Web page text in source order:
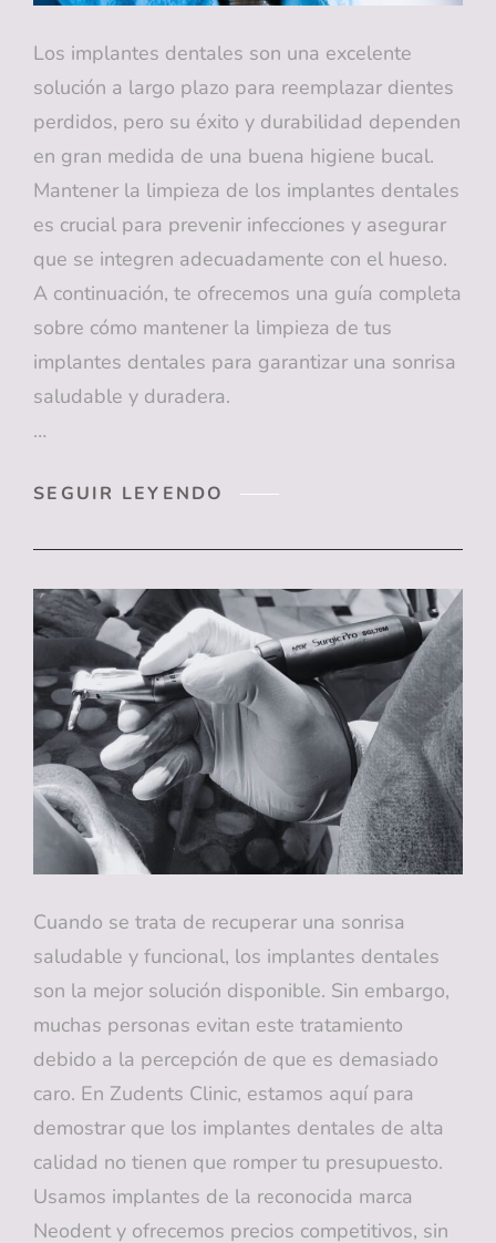
Los implantes dentales son una excelente
solución a largo plazo para reemplazar dientes
perdidos, pero su éxito y durabilidad dependen
en gran medida de una buena higiene bucal.
Mantener la limpieza de los implantes dentales
es crucial para prevenir infecciones y asegurar
que se integren adecuadamente con el hueso.
A continuación, te ofrecemos una guía completa
sobre cómo mantener la limpieza de tus
implantes dentales para garantizar una sonrisa
saludable y duradera.
…
SEGUIR LEYENDO
¡DESCUBRE
IMPLANTES
DENTALES
PARA
UNA
SONRISA
SALUDABLE
DURADERA!
Cuando se trata de recuperar una sonrisa
saludable y funcional, los implantes dentales
son la mejor solución disponible. Sin embargo,
muchas personas evitan este tratamiento
debido a la percepción de que es demasiado
caro. En Zudents Clinic, estamos aquí para
demostrar que los implantes dentales de alta
calidad no tienen que romper tu presupuesto.
Usamos implantes de la reconocida marca
Neodent y ofrecemos precios competitivos, sin